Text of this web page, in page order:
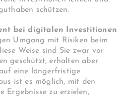
schützen.
bei digitalen Investitionen
Umgang mit Risiken beim
Weise sind Sie zwar vor
geschützt, erhalten aber
eine längerfristige
ist es möglich, mit den
Ergebnisse zu erzielen,